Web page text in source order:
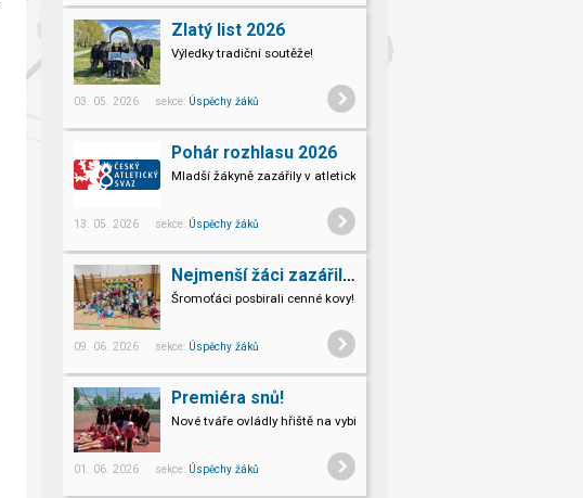
Zlatý list 2026
Výledky tradiční soutěže!
03. 05. 2026 sekce: Úspěchy žáků
Pohár rozhlasu 2026
Mladší žákyně zazářily v atletických discilplínách.
13. 05. 2026 sekce: Úspěchy žáků
Nejmenší žáci zazářili ve florbale
Šromoťáci posbirali cenné kovy!
09. 06. 2026 sekce: Úspěchy žáků
Premiéra snů!
Nové tváře ovládly hřiště na vybíjené.
01. 06. 2026 sekce: Úspěchy žáků